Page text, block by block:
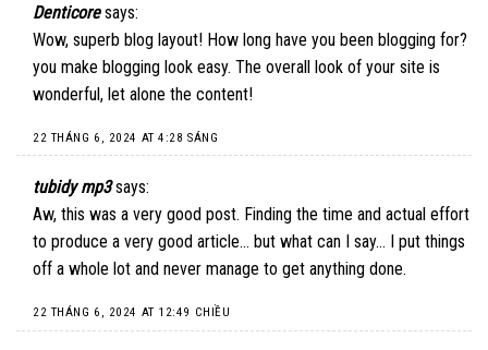
Denticore says:
Wow, superb blog layout! How long have you been blogging for?
you make blogging look easy. The overall look of your site is
wonderful, let alone the content!
22 THÁNG 6, 2024 AT 4:28 SÁNG
tubidy mp3 says:
Aw, this was a very good post. Finding the time and actual effort
to produce a very good article… but what can I say… I put things
off a whole lot and never manage to get anything done.
22 THÁNG 6, 2024 AT 12:49 CHIỀU